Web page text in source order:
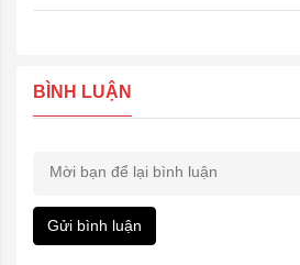
BÌNH LUẬN
Gửi bình luận